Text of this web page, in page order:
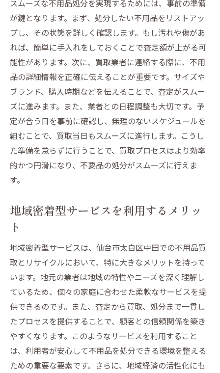
スムーズな不用品処分を実現するためには、事前の準備
が鍵となります。まず、処分したい不用品をリストアッ
プし、その状態を詳しく確認します。もし汚れや傷があ
れば、簡単に手入れをしておくことで査定額が上がる可
能性があります。次に、買取業者に連絡する際に、不用
品の詳細情報を正確に伝えることが重要です。サイズや
ブランド、購入時期などを伝えることで、査定がスムー
ズに進みます。また、業者との日程調整も大切です。予
定が合う日を事前に確認し、無理のないスケジュールを
組むことで、買取当日もスムーズに進行します。こうし
た準備を怠らずに行うことで、買取プロセスはより効率
的かつ円滑になり、不要品の処分がスムーズに行えま
す。
地域密着型サービスを利用するメリッ
ト
地域密着型サービスは、仙台市太白区中田での不用品買
取とリサイクルにおいて、特に大きなメリットを持って
います。地元の業者は地域の特性やニーズを深く理解し
ているため、個々の家庭に合わせた柔軟なサービスを提
供できるのです。また、査定から買取、処分まで一貫し
たプロセスを提供することで、顧客との信頼関係を築き
やすくなります。このようなサービスを利用すること
は、利用者が安心して不用品を処分できる環境を整える
ための重要な要素です。さらに、地域経済の活性化にも